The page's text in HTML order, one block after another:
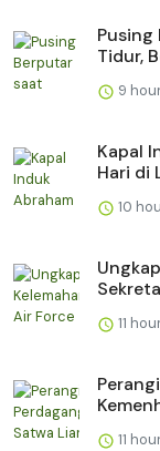
Tidur,
9
Kapal
Hari di
10
11
11